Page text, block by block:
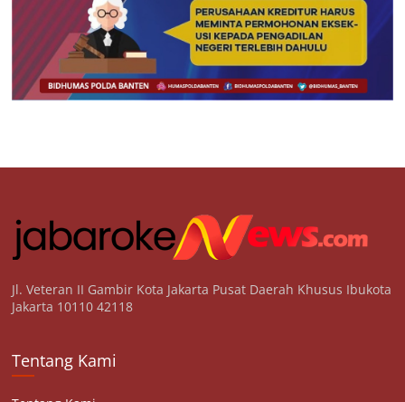
Jl. Veteran II Gambir Kota Jakarta Pusat Daerah Khusus Ibukota
Jakarta 10110 42118
Tentang Kami